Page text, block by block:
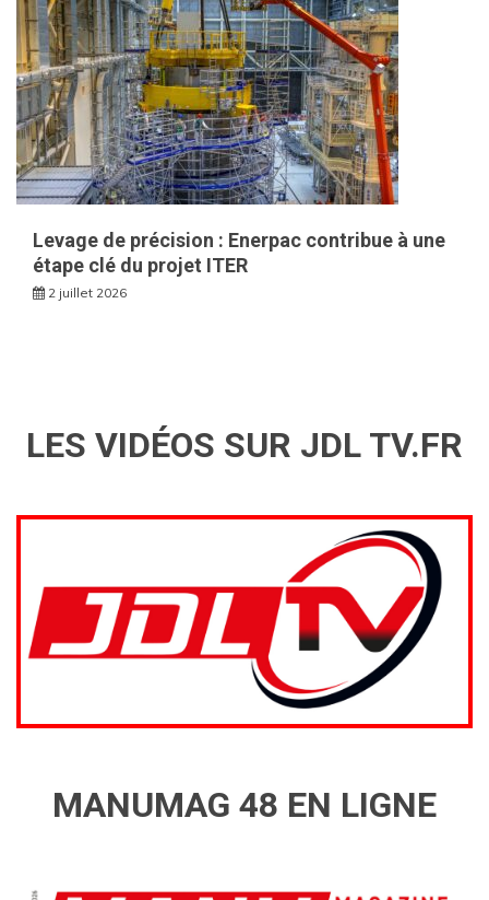
Levage de précision : Enerpac contribue à une
étape clé du projet ITER
2 juillet 2026
LES VIDÉOS SUR JDL TV.FR
MANUMAG 48 EN LIGNE